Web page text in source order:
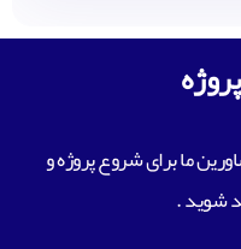
ما برای شروع پروژه و
شوید .